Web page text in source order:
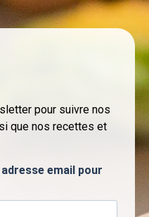
pour suivre nos
que nos recettes et
email pour